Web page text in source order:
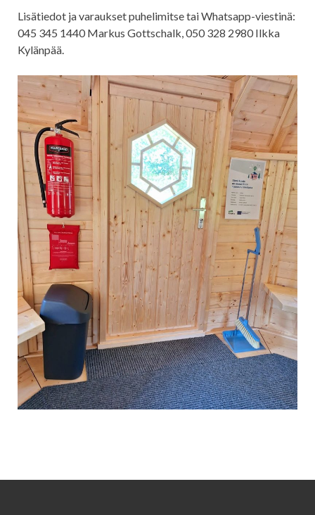
Lisätiedot ja varaukset puhelimitse tai Whatsapp-viestinä:
045 345 1440 Markus Gottschalk, 050 328 2980 Ilkka
Kylänpää.